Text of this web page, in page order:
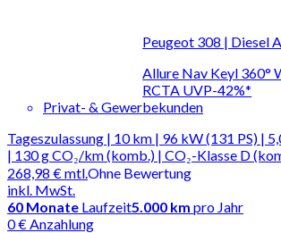
Peugeot 308 | Diesel
Allure Nav Keyl 360°
RCTA UVP-42%*
Privat- & Gewerbekunden
Tageszulassung | 10 km | 96 kW (131 PS) |
| 130 g CO₂/km (komb.) | CO₂-Klasse D
268,98 €mtl.
inkl. MwSt.
Ohne Bewertung
60 Monate Laufzeit5.000 km pro Jahr
0 € Anzahlung